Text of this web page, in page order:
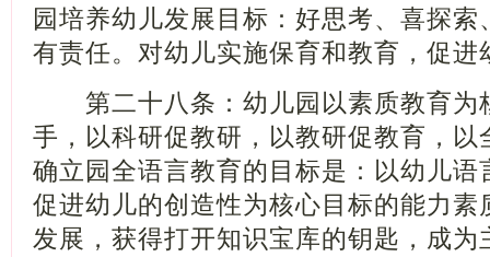
园培养幼儿发展目标：好思考、喜探
有责任。对幼儿实施保育和教育，促进
第二十八条：幼儿园以素质教育为
手，以科研促教研，以教研促教育，以
确立园全语言教育的目标是：以幼儿语
促进幼儿的创造性为核心目标的能力素
发展，获得打开知识宝库的钥匙，成为